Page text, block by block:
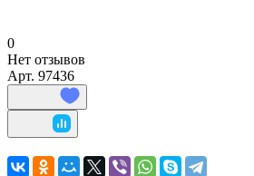
0
Нет отзывов
Арт. 97436